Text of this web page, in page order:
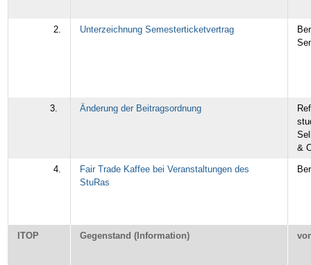
2. Unterzeichnung Semesterticketvertrag
3. Änderung der Beitragsordnung
&
4.
Fair Trade Kaffee bei Veranstaltungen des
StuRas
ITOP Gegenstand (Information)